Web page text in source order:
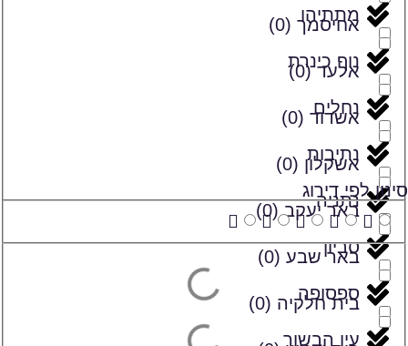
מתתיהו
נוף כינרת
נחלים
נתיבות
נתניה
סביון
ספסופה
עין הבשור
אחיסמך (
0
)
אלעד(
0
)
אשדוד (
0
)
אשקלון (
0
)
באר יעקב(
0
)
באר שבע (
0
)
בית חלקיה (
0
)
סינון לפי דירוג